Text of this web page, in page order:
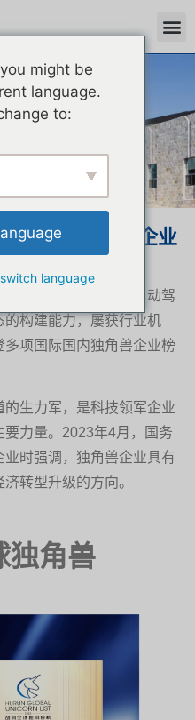
心
威机构独角兽企业
软件、操作系统、自动驾
构建能力，屡获行业机
项国际国内独角兽企业榜
生力军，是科技领军企业
力量。2023年4月，国务
时强调，独角兽企业具有
转型升级的方向。
独角兽
might be
language.
to:
language